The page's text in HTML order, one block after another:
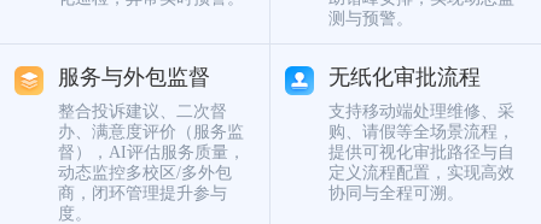
测与预警。
服务与外包监督
整合投诉建议、二次督
办、满意度评价（服务监
督），AI评估服务质量，
动态监控多校区/多外包
商，闭环管理提升参与
度。
无纸化审批流程
支持移动端处理维修、采
购、请假等全场景流程，
提供可视化审批路径与自
定义流程配置，实现高效
协同与全程可溯。